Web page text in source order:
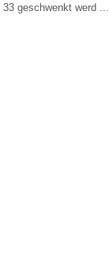
geschwenkt werd ...